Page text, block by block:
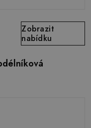
Zobrazit
nabídku